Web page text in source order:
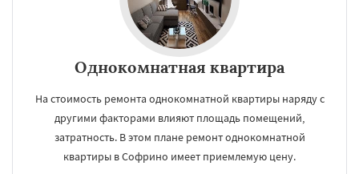
Однокомнатная квартира
На стоимость ремонта однокомнатной квартиры наряду с
другими факторами влияют площадь помещений,
затратность. В этом плане ремонт однокомнатной
квартиры в Софрино имеет приемлемую цену.